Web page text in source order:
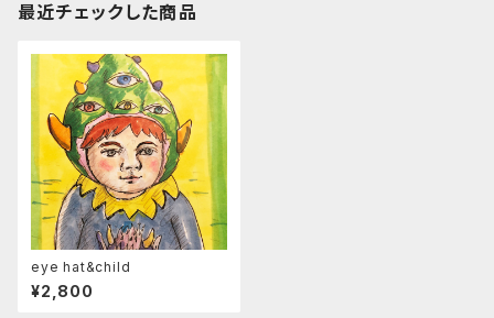
最近チェックした商品
eye hat&child
¥2,800